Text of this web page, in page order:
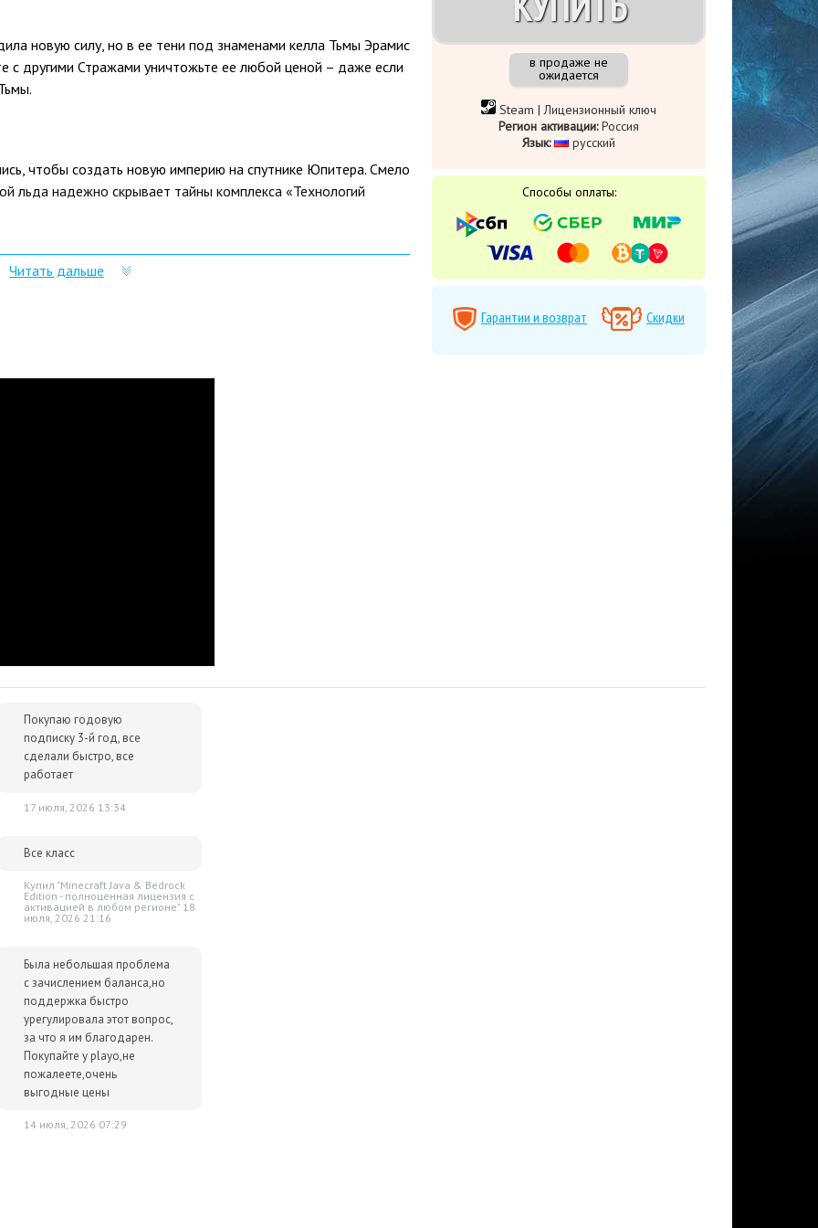
новую силу, но в ее тени под знаменами келла Тьмы Эрамис
с другими Стражами уничтожьте ее любой ценой – даже если
чтобы создать новую империю на спутнике Юпитера. Смело
льда надежно скрывает тайны комплекса «Технологий
Титаны, варлоки и охотники используют Стазис по-разному:
Стазиса, другие обволакивают противника темной силой,
группа осторожно сближается с целью. Оружие
нужно именно в Playo?
и масса положительных отзывов.
сразу после оплаты отобразится в Личном кабинете и будет
за тем, чтобы наше предложение было действительно
- просто сообщите нам об этом.
Читать дальше
в продаже не
ожидается
Steam | Лицензионный ключ
Регион активации:Россия
Язык:
русский
Способы оплаты:
Гарантии и возврат Скидки
Покупаю годовую
подписку 3-й год, все
сделали быстро, все
работает
17 июля, 2026 13:34
Все класс
Купил "Minecraft Java & Bedrock
Edition - полноценная лицензия c
активацией в любом регионе" 18
июля, 2026 21:16
Была небольшая проблема
с зачислением баланса,но
поддержка быстро
урегулировала этот вопрос,
за что я им благодарен.
Покупайте у playo,не
пожалеете,очень
выгодные цены
14 июля, 2026 07:29